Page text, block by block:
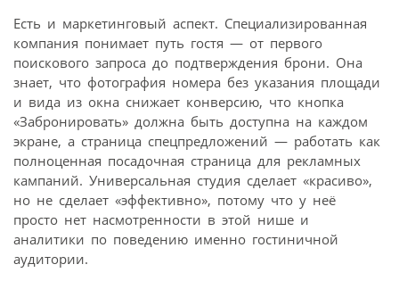
Есть и маркетинговый аспект. Специализированная
компания понимает путь гостя — от первого
поискового запроса до подтверждения брони. Она
знает, что фотография номера без указания площади
и вида из окна снижает конверсию, что кнопка
«Забронировать» должна быть доступна на каждом
экране, а страница спецпредложений — работать как
полноценная посадочная страница для рекламных
кампаний. Универсальная студия сделает «красиво»,
но не сделает «эффективно», потому что у неё
просто нет насмотренности в этой нише и
аналитики по поведению именно гостиничной
аудитории.